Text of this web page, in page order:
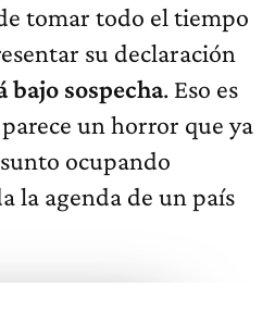
tomar todo el tiempo
su declaración
bajo sospecha. Eso es
un horror que ya
ocupando
la agenda de un país